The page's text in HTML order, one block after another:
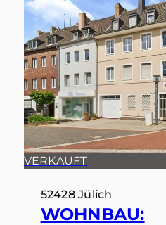
VERKAUFT
52428 Jülich
WOHNBAU: